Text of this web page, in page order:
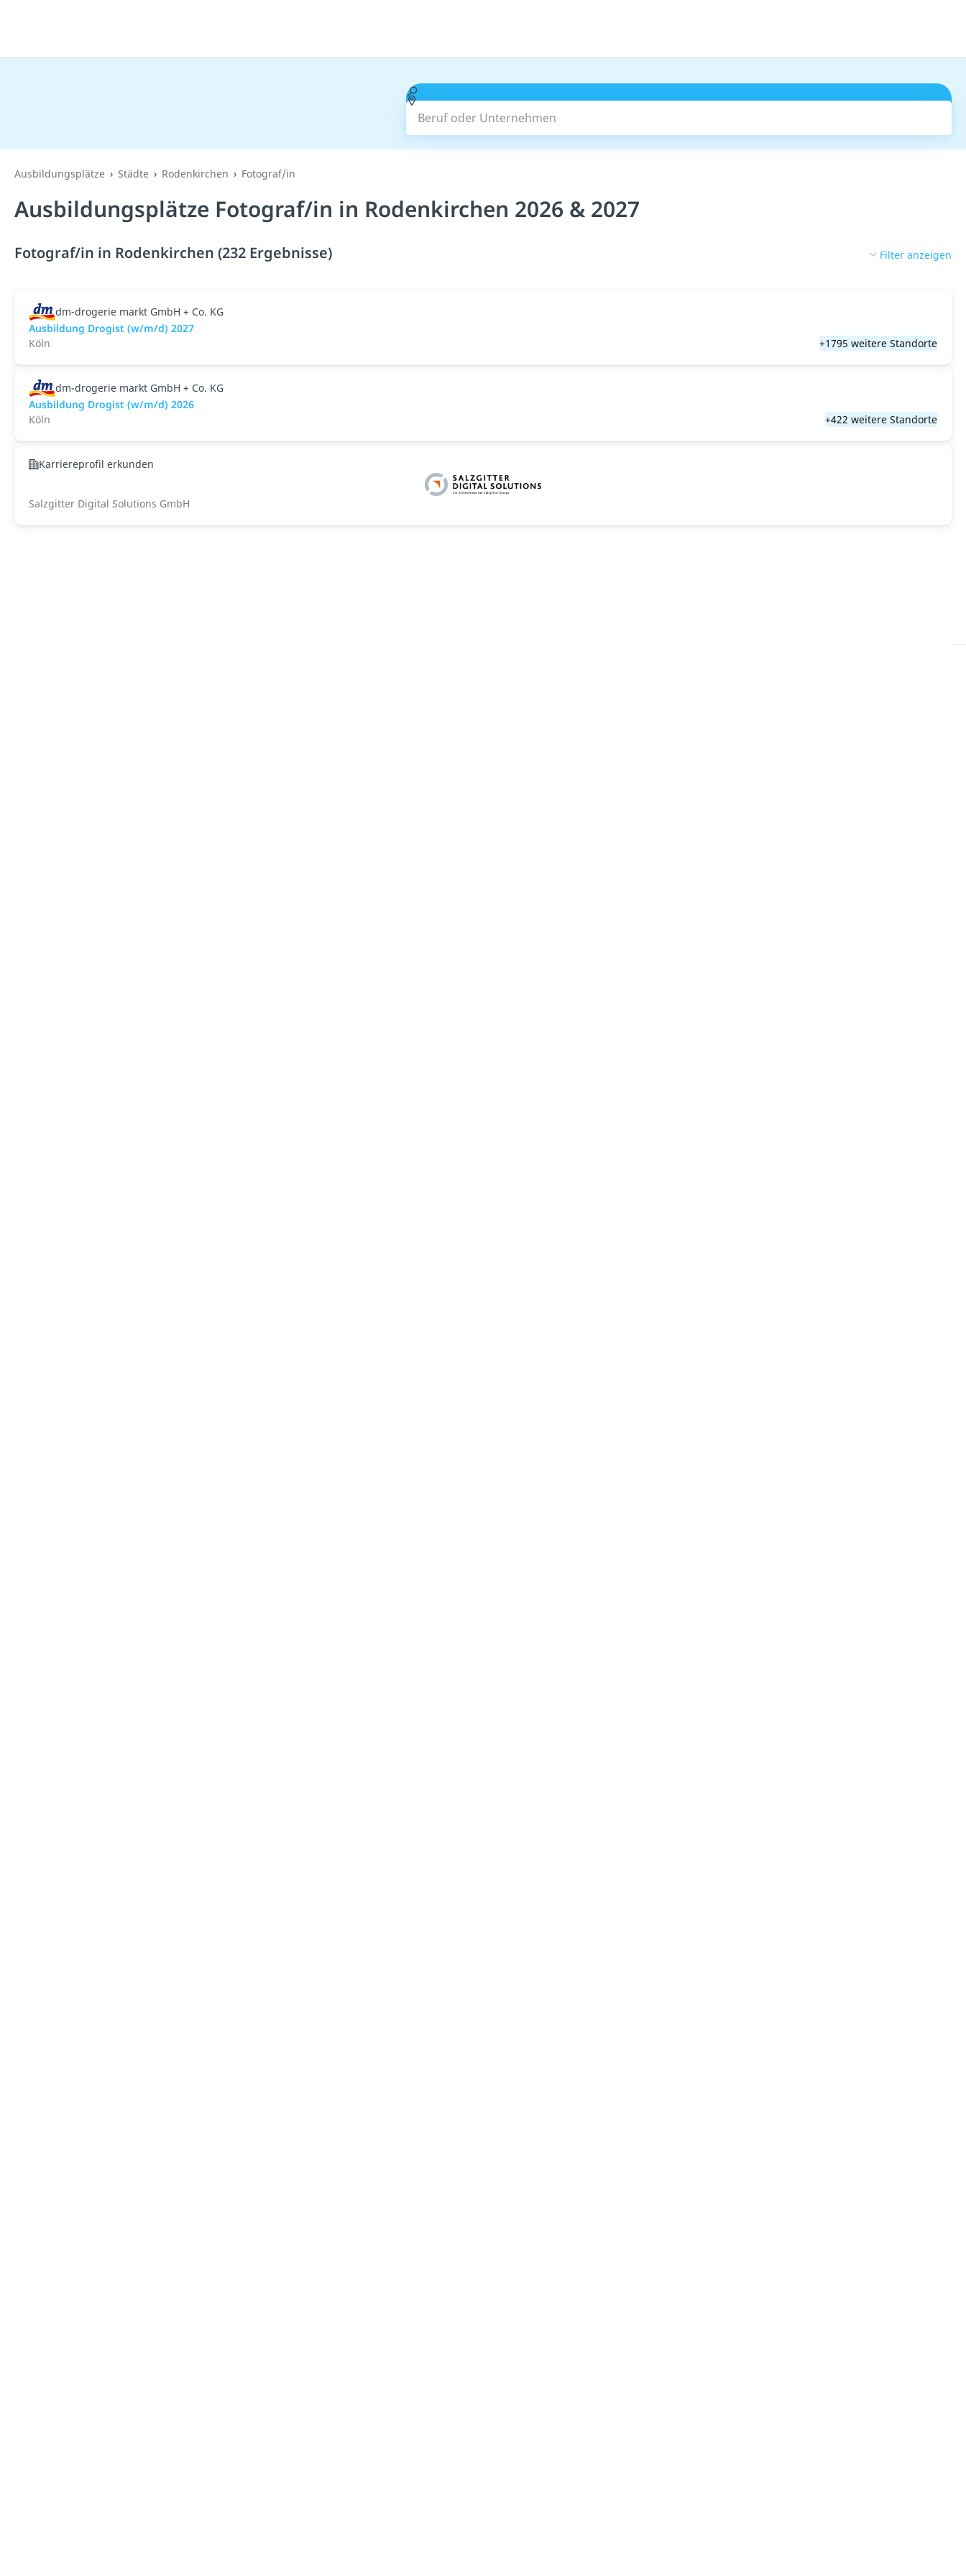
Beruf oder Unternehmen
Ausbildungsplätze Städte Rodenkirchen Fotograf/in
Ausbildungsplätze Fotograf/in in Rodenkirchen 2026 & 2027
Fotograf/in in Rodenkirchen (232 Ergebnisse) Filter anzeigen
dm-drogerie markt GmbH + Co. KG
Ausbildung Drogist (w/m/d) 2027
Köln
+1795 weitere Standorte
dm-drogerie markt GmbH + Co. KG
Ausbildung Drogist (w/m/d) 2026
Köln
+422 weitere Standorte
Karriereprofil erkunden
Salzgitter Digital Solutions GmbH